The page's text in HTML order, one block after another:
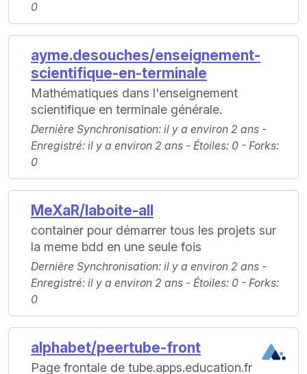
0
ayme.desouches/enseignement-
scientifique-en-terminale
Mathématiques dans l'enseignement
scientifique en terminale générale.
Dernière Synchronisation: il y a environ 2 ans -
Enregistré: il y a environ 2 ans - Étoiles: 0 - Forks:
0
MeXaR/laboite-all
container pour démarrer tous les projets sur
la meme bdd en une seule fois
Dernière Synchronisation: il y a environ 2 ans -
Enregistré: il y a environ 2 ans - Étoiles: 0 - Forks:
0
alphabet/peertube-front
Page frontale de tube.apps.education.fr